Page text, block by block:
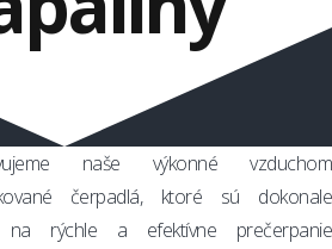
naše výkonné vzduchom
čerpadlá, ktoré sú dokonale
na rýchle a efektívne prečerpanie